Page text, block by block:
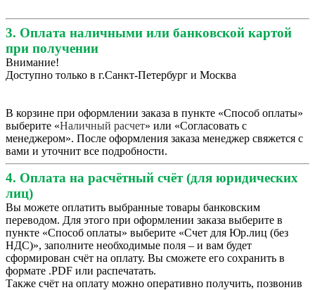
3. Оплата наличными или банковской картой
при получении
Внимание!
Доступно только в г.Санкт-Петербург и Москва
В корзине при оформлении заказа в пункте «Способ оплаты»
выберите «Наличный расчет» или «Согласовать с
менеджером». После оформления заказа менеджер свяжется с
вами и уточнит все подробности.
4. Оплата на расчётный счёт (для юридических
лиц)
Вы можете оплатить выбранные товары банковским
переводом. Для этого при оформлении заказа выберите в
пункте «Способ оплаты» выберите «Счет для Юр.лиц (без
НДС)», заполните необходимые поля – и вам будет
сформирован счёт на оплату. Вы сможете его сохранить в
формате .PDF или распечатать.
Также счёт на оплату можно оперативно получить, позвонив